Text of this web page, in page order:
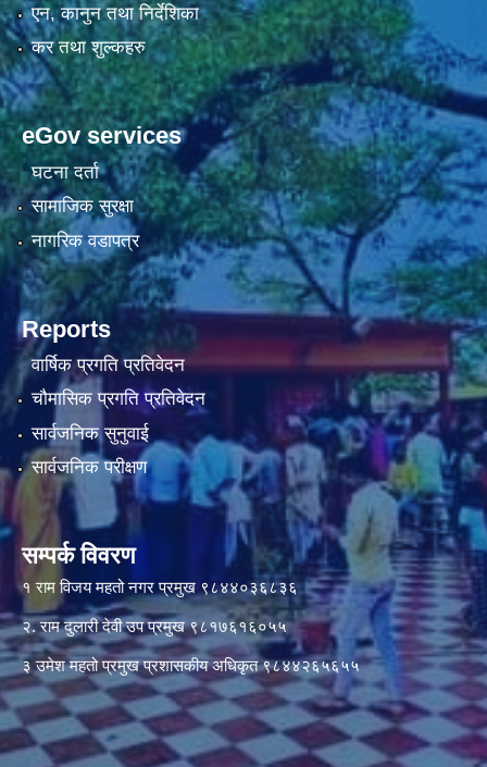
एन, कानुन तथा निर्देशिका
कर तथा शुल्कहरु
eGov services
घटना दर्ता
सामाजिक सुरक्षा
नागरिक वडापत्र
Reports
वार्षिक प्रगति प्रतिवेदन
चौमासिक प्रगति प्रतिवेदन
सार्वजनिक सुनुवाई
सार्वजनिक परीक्षण
सम्पर्क विवरण
१ राम विजय महतो नगर प्रमुख ९८४४०३६८३६
२. राम दुलारी देवी उप प्रमुख ९८१७६१६०५५
३ उमेश महतो प्रमुख प्रशासकीय अधिकृत ९८४४२६५६५५